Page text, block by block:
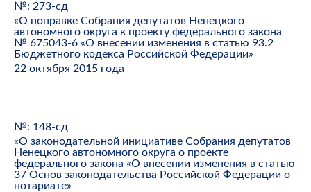
№: 273-сд
«О поправке Собрания депутатов Ненецкого
автономного округа к проекту федерального закона
№ 675043-6 «О внесении изменения в статью 93.2
Бюджетного кодекса Российской Федерации»
22 октября 2015 года
№: 148-сд
«О законодательной инициативе Собрания депутатов
Ненецкого автономного округа о проекте
федерального закона «О внесении изменения в статью
37 Основ законодательства Российской Федерации о
нотариате»